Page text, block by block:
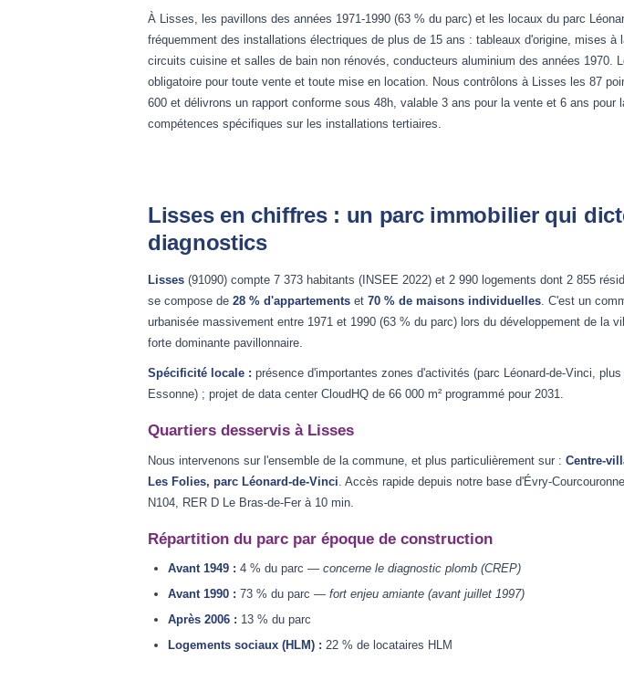
À Lisses, les pavillons des années 1971-1990 (63 % du parc) et les locaux du parc
fréquemment des installations électriques de plus de 15 ans : tableaux d'origine, mises à
circuits cuisine et salles de bain non rénovés, conducteurs aluminium des années 1970.
obligatoire pour toute vente et toute mise en location. Nous contrôlons à Lisses les 87
600 et délivrons un rapport conforme sous 48h, valable 3 ans pour la vente et 6 ans pour
compétences spécifiques sur les installations tertiaires.
Lisses en chiffres : un parc immobilier qui
diagnostics
Lisses (91090) compte 7 373 habitants (INSEE 2022) et 2 990 logements dont 2 855
se compose de 28 % d'appartements et 70 % de maisons individuelles. C'est un
urbanisée massivement entre 1971 et 1990 (63 % du parc) lors du développement de la
forte dominante pavillonnaire.
Spécificité locale : présence d'importantes zones d'activités (parc Léonard-de-Vinci,
Essonne) ; projet de data center CloudHQ de 66 000 m² programmé pour 2031.
Quartiers desservis à Lisses
Nous intervenons sur l'ensemble de la commune, et plus particulièrement sur : Centre-
Les Folies, parc Léonard-de-Vinci. Accès rapide depuis notre base d'Évry-
N104, RER D Le Bras-de-Fer à 10 min.
Répartition du parc par époque de construction
Avant 1949 : 4 % du parc — concerne le diagnostic plomb (CREP)
Avant 1990 : 73 % du parc — fort enjeu amiante (avant juillet 1997)
Après 2006 : 13 % du parc
Logements sociaux (HLM) : 22 % de locataires HLM